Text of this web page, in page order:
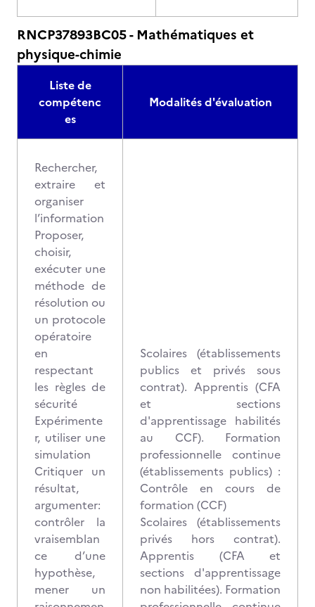
RNCP37893BC05 - Mathématiques et
physique-chimie
Liste de
compétenc
es
Modalités d'évaluation
Rechercher,
extraire et
organiser
l’information
Proposer,
choisir,
exécuter une
méthode de
résolution ou
un protocole
opératoire
en
respectant
les règles de
sécurité
Expérimente
r, utiliser une
simulation
Critiquer un
résultat,
argumenter:
contrôler la
vraisemblan
ce d’une
hypothèse,
mener un
Scolaires (établissements
publics et privés sous
contrat). Apprentis (CFA
et sections
d'apprentissage habilités
au CCF). Formation
professionnelle continue
(établissements publics) :
Contrôle en cours de
formation (CCF)
Scolaires (établissements
privés hors contrat).
Apprentis (CFA et
sections d'apprentissage
non habilitées). Formation